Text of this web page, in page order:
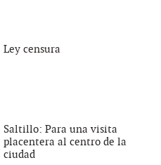
Ley censura
Saltillo: Para una visita
placentera al centro de la
ciudad